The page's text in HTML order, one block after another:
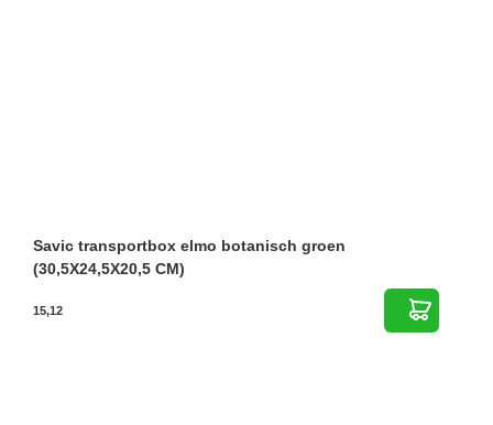
Savic transportbox elmo botanisch groen
(30,5X24,5X20,5 CM)
15,12